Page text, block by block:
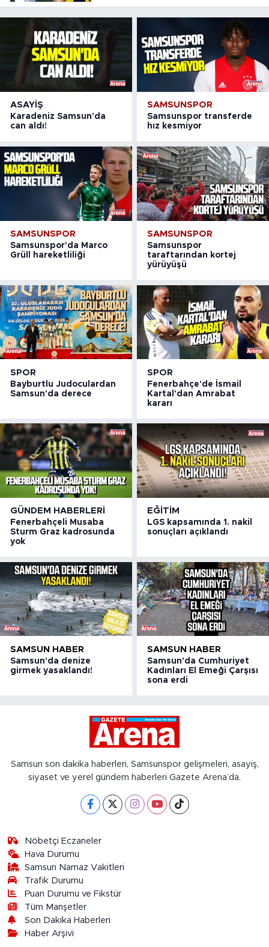
ASAYIŞ
Karadeniz Samsun'da
can aldı!
SAMSUNSPOR
Samsunspor transferde
hız kesmiyor
SAMSUNSPOR
Samsunspor'da Marco
Grüll hareketliliği
SAMSUNSPOR
Samsunspor
taraftarından kortej
yürüyüşü
SPOR
Bayburtlu Judoculardan
Samsun'da derece
SPOR
Fenerbahçe'de İsmail
Kartal'dan Amrabat
kararı
GÜNDEM HABERLERI
Fenerbahçeli Musaba
Sturm Graz kadrosunda
yok
EĞITIM
LGS kapsamında 1. nakil
sonuçları açıklandı
SAMSUN HABER
Samsun'da denize
girmek yasaklandı!
SAMSUN HABER
Samsun'da Cumhuriyet
Kadınları El Emeği Çarşısı
sona erdi
Samsun son dakika haberleri, Samsunspor gelişmeleri, asayiş,
siyaset ve yerel gündem haberleri Gazete Arena’da.
Nöbetçi Eczaneler
Hava Durumu
Samsun Namaz Vakitleri
Trafik Durumu
Puan Durumu ve Fikstür
Tüm Manşetler
Son Dakika Haberleri
Haber Arşivi